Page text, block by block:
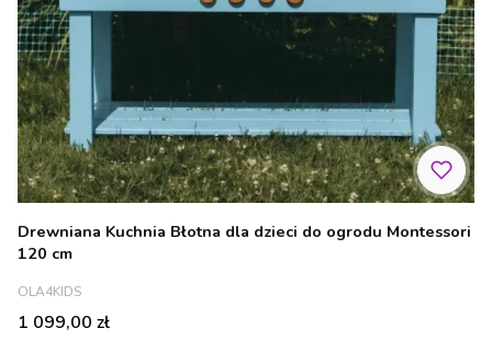
Drewniana Kuchnia Błotna dla dzieci do ogrodu Montessori
120 cm
PRODUCENT
OLA4KIDS
Cena
1 099,00 zł